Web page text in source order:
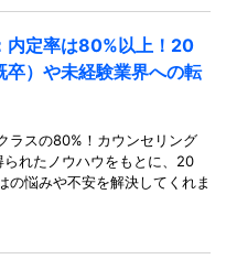
内定率は80%以上！20
卒）や未経験業界への転
ラスの80%！カウンセリング
れたノウハウをもとに、20
の悩みや不安を解決してくれま